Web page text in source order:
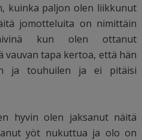
kuinka paljon olen liikkunut
jomotteluita on nimittäin
kun olen ottanut
vauvan tapa kertoa, että hän
ja touhuilen ja ei pitäisi
hyvin olen jaksanut näitä
yöt nukuttua ja olo on